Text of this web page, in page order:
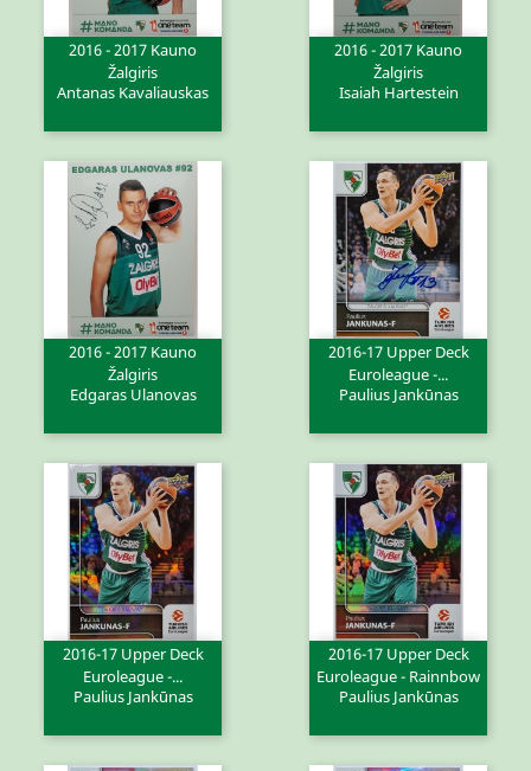
2016 - 2017 Kauno
Žalgiris
Antanas Kavaliauskas
2016 - 2017 Kauno
Žalgiris
Isaiah Hartestein
2016 - 2017 Kauno
Žalgiris
Edgaras Ulanovas
2016-17 Upper Deck
Euroleague -...
Paulius Jankūnas
2016-17 Upper Deck
Euroleague -...
Paulius Jankūnas
2016-17 Upper Deck
Euroleague - Rainnbow
Paulius Jankūnas